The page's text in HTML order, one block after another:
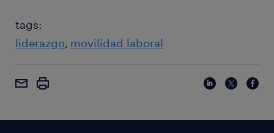
tags:
liderazgo movilidad laboral